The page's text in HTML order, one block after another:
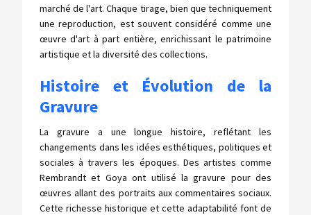
marché de l'art. Chaque tirage, bien que techniquement
une reproduction, est souvent considéré comme une
œuvre d'art à part entière, enrichissant le patrimoine
artistique et la diversité des collections.
Histoire et Évolution de la
Gravure
La gravure a une longue histoire, reflétant les
changements dans les idées esthétiques, politiques et
sociales à travers les époques. Des artistes comme
Rembrandt et Goya ont utilisé la gravure pour des
œuvres allant des portraits aux commentaires sociaux.
Cette richesse historique et cette adaptabilité font de